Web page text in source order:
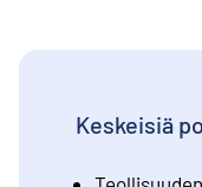
Keskeisiä